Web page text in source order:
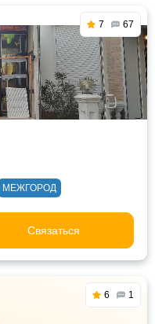
7 67
МЕЖГОРОД
Связаться
6 1